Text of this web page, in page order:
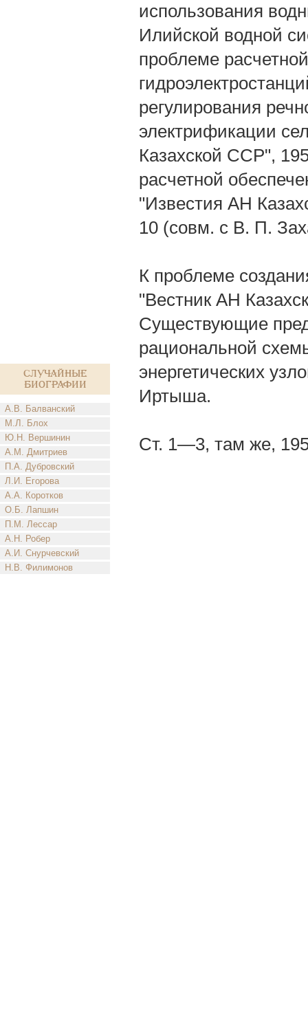
Случайные
биографии
А.В. Балванский
М.Л. Блох
Ю.Н. Вершинин
А.М. Дмитриев
П.А. Дубровский
Л.И. Егорова
А.А. Коротков
О.Б. Лапшин
П.М. Лессар
А.Н. Робер
А.И. Снурчевский
Н.В. Филимонов
использования
Илийской водной
проблеме
регулирования
электрификации
Казахской ССР",
расчетной
"Известия АН
10 (совм. с В. П.
К проблеме
"Вестник АН
Существующие
рациональной
энергетических
Иртыша.
Ст. 1—3, там же,